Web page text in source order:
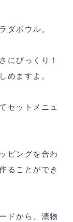
ダボウル。
にびっくり！
めますよ。
セットメニュ
ピングを合わ
ることができ
ドから、漬物